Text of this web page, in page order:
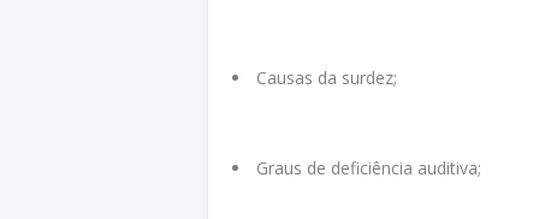
Causas da surdez;
Graus de deficiência auditiva;